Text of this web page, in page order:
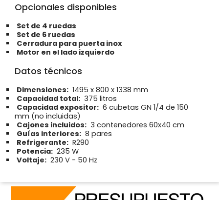
Opcionales disponibles
Set de 4 ruedas
Set de 6 ruedas
Cerradura para puerta inox
Motor en el lado izquierdo
Datos técnicos
Dimensiones: 1495 x 800 x 1338 mm
Capacidad total: 375 litros
Capacidad expositor: 6 cubetas GN 1/4 de 150
mm (no incluidas)
Cajones incluidos: 3 contenedores 60x40 cm
Guías interiores: 8 pares
Refrigerante: R290
Potencia: 235 W
Voltaje: 230 V - 50 Hz